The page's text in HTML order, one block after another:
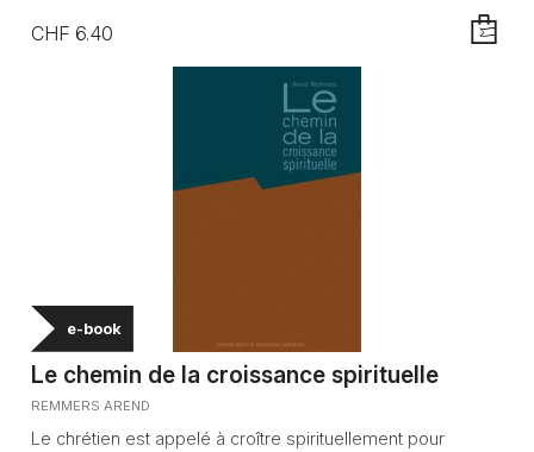
CHF 6.40
e-book
Le chemin de la croissance spirituelle
REMMERS AREND
Le chrétien est appelé à croître spirituellement pour